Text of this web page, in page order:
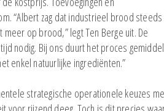
“Albert zag dat industrieel brood steeds
op brood,” legt Ten Berge uit. De
nodig. Bij ons duurt het proces
enkel natuurlijke ingrediënten.”
strategische operationele keuzes
Ondernemerscongres op
1 april a.s.
de Nutri-Score
Nieuwe studie
Challenge' in